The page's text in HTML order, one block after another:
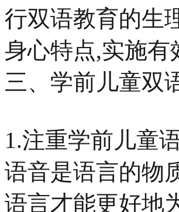
行双语教育的生
身心特点,实施
三、学前儿童双
1.注重学前儿童
语音是语言的物
语言才能更好地